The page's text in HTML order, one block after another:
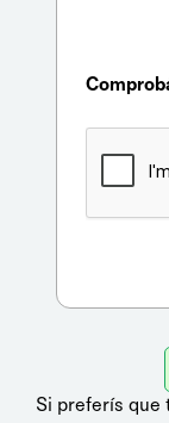
Si preferís que